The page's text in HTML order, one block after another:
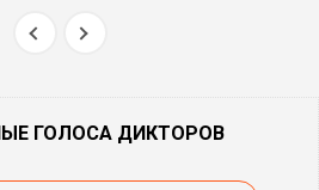
ГОЛОСА ДИКТОРОВ